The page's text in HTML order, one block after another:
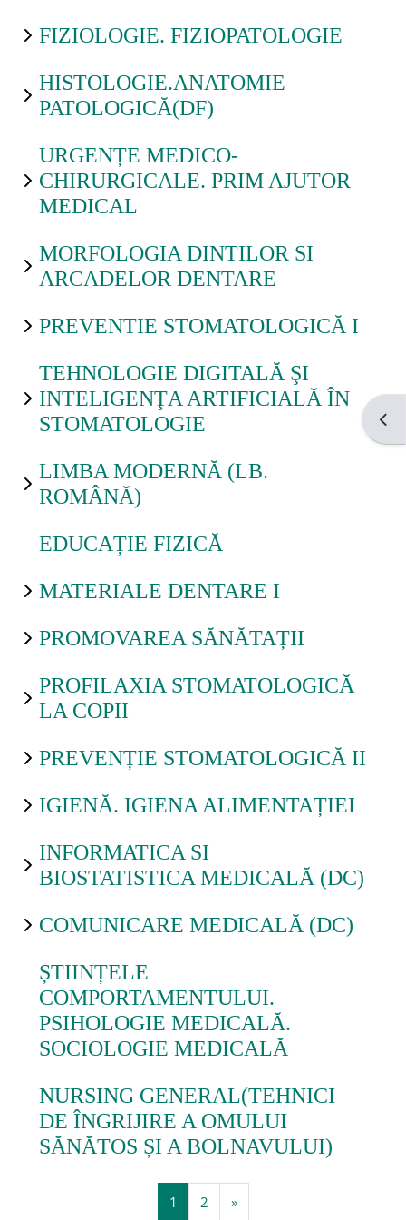
Grupe
Ajutor
Formular
de
contact
Forgot
FIZIOLOGIE. FIZIOPATOLOGIE
HISTOLOGIE.ANATOMIE
PATOLOGICĂ(DF)
URGENȚE MEDICO-
CHIRURGICALE. PRIM AJUTOR
MEDICAL
MORFOLOGIA DINTILOR SI
ARCADELOR DENTARE
PREVENTIE STOMATOLOGICĂ I
TEHNOLOGIE DIGITALĂ ŞI
INTELIGENŢA ARTIFICIALĂ ÎN
STOMATOLOGIE
LIMBA MODERNĂ (LB.
ROMÂNĂ)
EDUCAȚIE FIZICĂ
MATERIALE DENTARE I
PROMOVAREA SĂNĂTAȚII
PROFILAXIA STOMATOLOGICĂ
LA COPII
PREVENȚIE STOMATOLOGICĂ II
IGIENĂ. IGIENA ALIMENTAȚIEI
INFORMATICA SI
BIOSTATISTICA MEDICALĂ (DC)
COMUNICARE MEDICALĂ (DC)
ȘTIINȚELE
COMPORTAMENTULUI.
PSIHOLOGIE MEDICALĂ.
SOCIOLOGIE MEDICALĂ
NURSING GENERAL(TEHNICI
DE ÎNGRIJIRE A OMULUI
SĂNĂTOS ȘI A BOLNAVULUI)
1 Page 1
2Page 2
»Next page